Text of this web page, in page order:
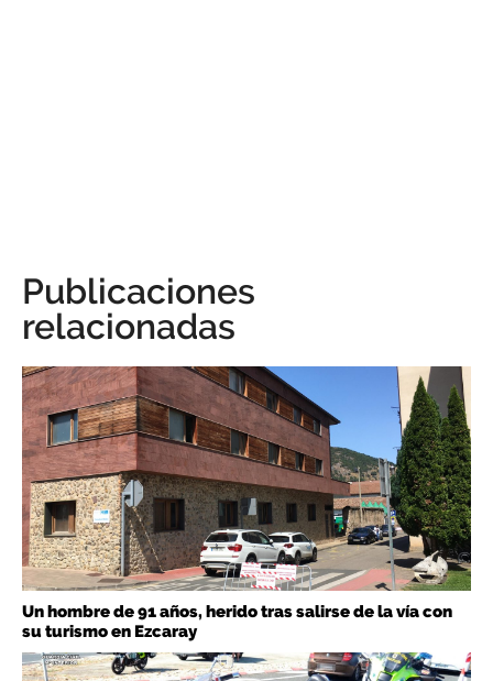
Publicaciones
relacionadas
Un hombre de 91 años, herido tras salirse de la vía con
su turismo en Ezcaray